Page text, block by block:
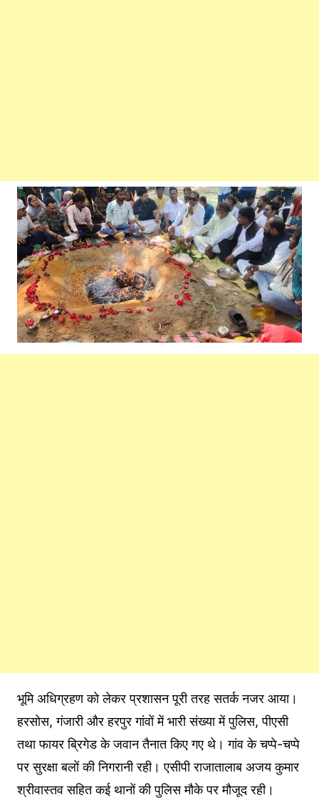
भूमि अधिग्रहण को लेकर प्रशासन पूरी तरह सतर्क नजर आया।
हरसोस, गंजारी और हरपुर गांवों में भारी संख्या में पुलिस, पीएसी
तथा फायर ब्रिगेड के जवान तैनात किए गए थे। गांव के चप्पे-चप्पे
पर सुरक्षा बलों की निगरानी रही। एसीपी राजातालाब अजय कुमार
श्रीवास्तव सहित कई थानों की पुलिस मौके पर मौजूद रही।